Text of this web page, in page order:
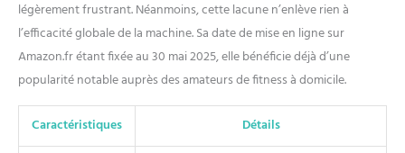
pour chaque voyage de
fitness : peu importe où vous
êtes dans votre parcours de
fitness, cette machine de
réformateur de Pilates
s'adapte à vos besoins. Que
vous soyez concentré sur la
force abdominale, la
légèrement frustrant. Néanmoins, cette lacune n’enlève rien à
l’efficacité globale de la machine. Sa date de mise en ligne sur
Amazon.fr étant fixée au 30 mai 2025, elle bénéficie déjà d’une
popularité notable auprès des amateurs de fitness à domicile.
Caractéristiques
Détails